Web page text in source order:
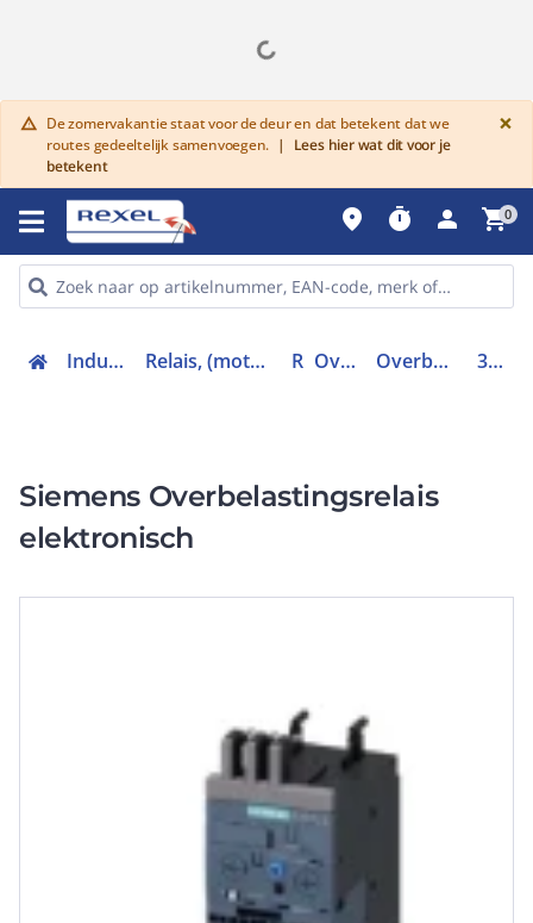
warning De zomervakantie staat voor de deur en dat betekent dat we
routes gedeeltelijk samenvoegen. |
Lees hier wat dit voor je
betekent
×
place timer person shopping_cart0
Industriele componenten Relais, (motor)beveiliging en magneetschakelaars Relais Overbelastingrelais Overbelastingsrelais elektronisch 3RB31134NE0
Siemens Overbelastingsrelais
elektronisch